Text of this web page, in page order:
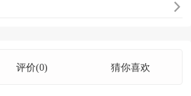
评价(0) 猜你喜欢